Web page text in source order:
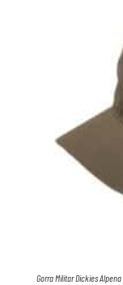
Gorra Militar Dickies Alpena